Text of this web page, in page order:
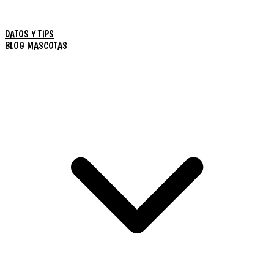
DATOS Y TIPS
BLOG MASCOTAS